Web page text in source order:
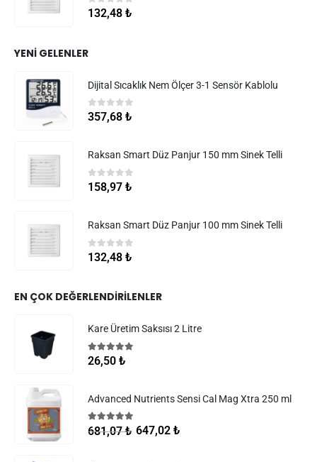
05 üzerinden
132,48 ₺
YENI GELENLER
Dijital Sıcaklık Nem Ölçer 3-1 Sensör Kablolu
05 üzerinden
357,68 ₺
Raksan Smart Düz Panjur 150 mm Sinek Telli
0 5 üzerinden
158,97 ₺
Raksan Smart Düz Panjur 100 mm Sinek Telli
05 üzerinden
132,48 ₺
EN ÇOK DEĞERLENDIRILENLER
Kare Üretim Saksısı 2 Litre
5.005 üzerinden
26,50 ₺
Advanced Nutrients Sensi Cal Mag Xtra 250 ml
5.005 üzerinden
681,07₺ 647,02 ₺